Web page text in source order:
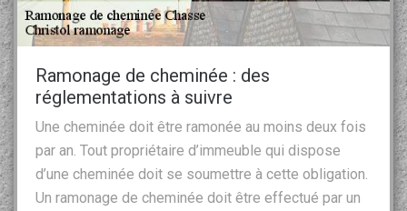
Ramonage de cheminée : des
réglementations à suivre
Une cheminée doit être ramonée au moins deux fois
par an. Tout propriétaire d’immeuble qui dispose
d’une cheminée doit se soumettre à cette obligation.
Un ramonage de cheminée doit être effectué par un